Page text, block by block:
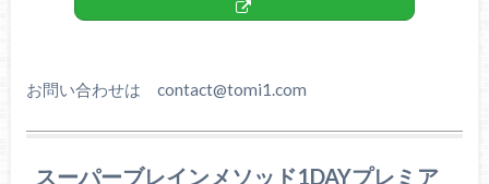
お問い合わせは contact@tomi1.com
スーパーブレインメソッド1DAYプレミア